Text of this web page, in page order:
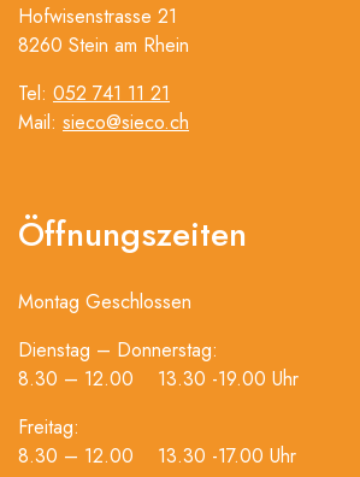
Hofwisenstrasse 21
8260 Stein am Rhein
Tel: 052 741 11 21
Mail: sieco@sieco.ch
Öffnungszeiten
Montag Geschlossen
Dienstag – Donnerstag:
8.30 – 12.00 13.30 -19.00 Uhr
Freitag:
8.30 – 12.00 13.30 -17.00 Uhr